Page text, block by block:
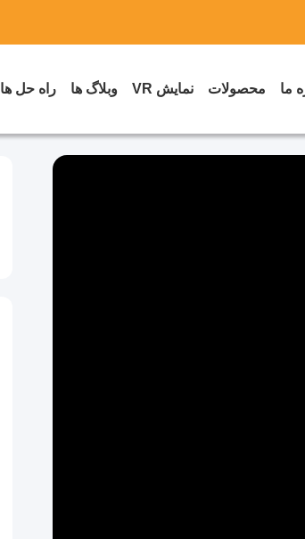
ما محصولات نمایش VR وبلاگ ها راه حل ها